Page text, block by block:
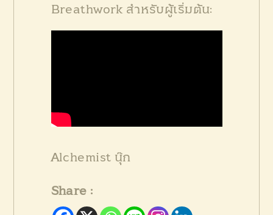
Breathwork สำหรับผู้เริ่มต้น:
Alchemist นุ๊ก
Share :